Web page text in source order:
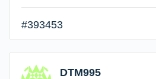
#393453
DTM995